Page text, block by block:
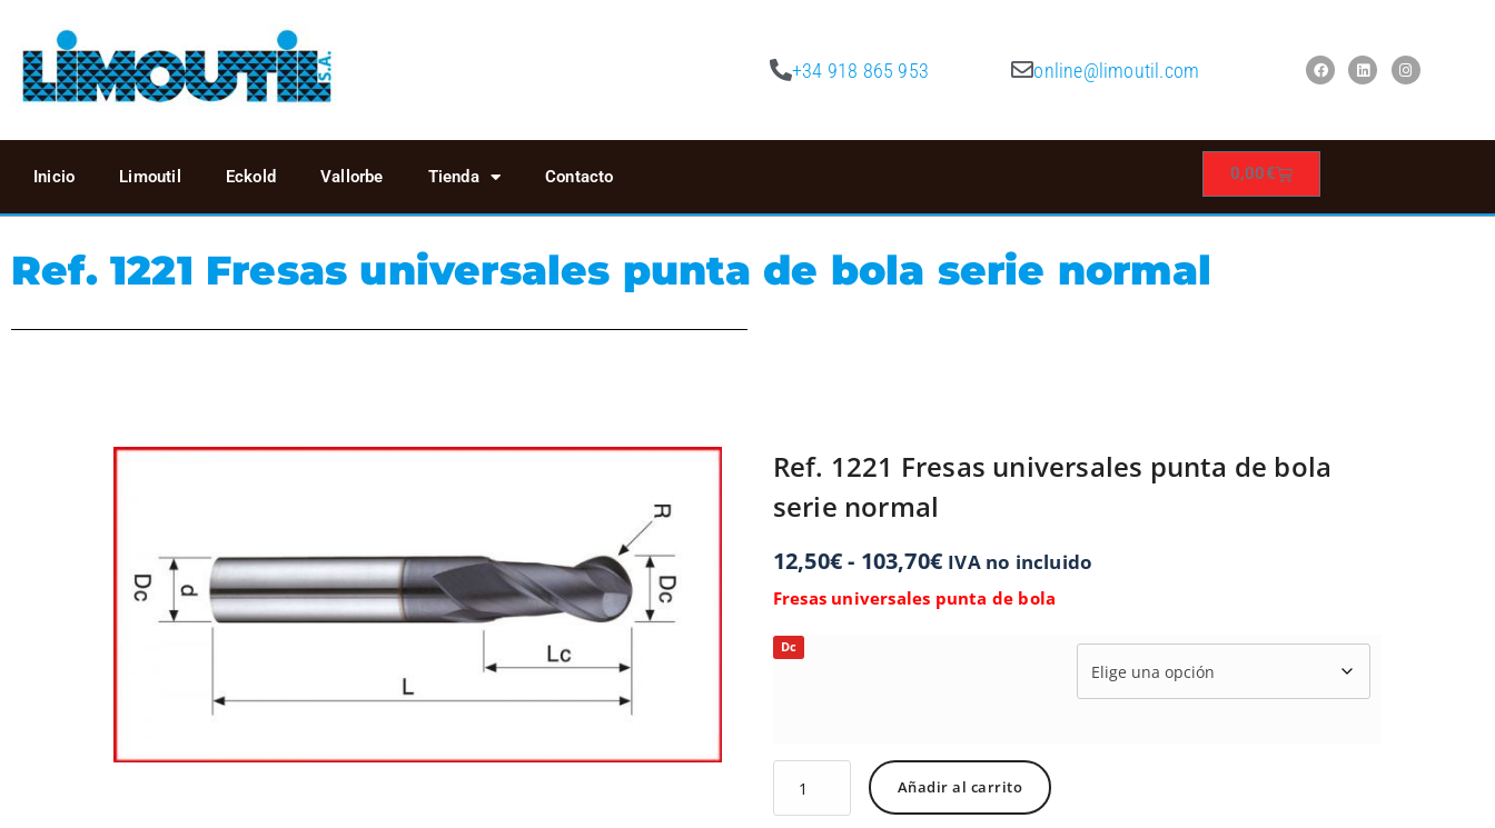
+34 918 865 953 online@limoutil.com
Inicio Limoutil Eckold Vallorbe Tienda Contacto 0,00€
Ref. 1221 Fresas universales punta de bola serie normal
Ref. 1221 Fresas universales punta de bola
serie normal
12,50€- 103,70€ IVA no incluido
Fresas universales punta de bola
Dc
Añadir al carrito